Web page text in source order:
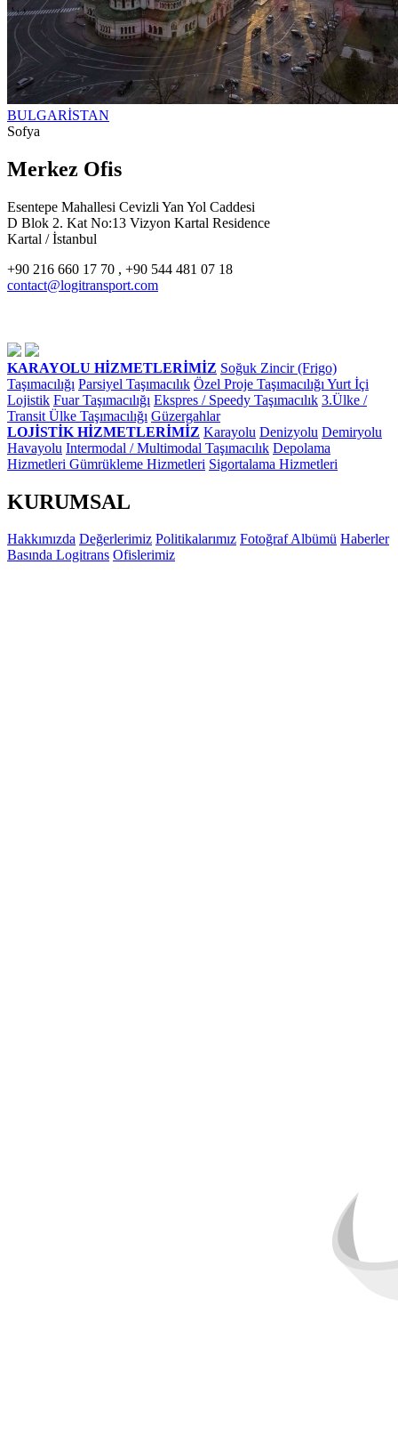
BULGARİSTAN
Sofya
Merkez Ofis
Esentepe Mahallesi Cevizli Yan Yol Caddesi
D Blok 2. Kat No:13 Vizyon Kartal Residence
Kartal / İstanbul
+90 216 660 17 70 , +90 544 481 07 18
contact@logitransport.com
KARAYOLU HİZMETLERİMİZ Soğuk Zincir (Frigo)
Taşımacılığı Parsiyel Taşımacılık Özel Proje Taşımacılığı Yurt İçi
Lojistik Fuar Taşımacılığı Ekspres / Speedy Taşımacılık 3.Ülke /
Transit Ülke Taşımacılığı Güzergahlar
LOJİSTİK HİZMETLERİMİZ Karayolu Denizyolu Demiryolu
Havayolu Intermodal / Multimodal Taşımacılık Depolama
Hizmetleri Gümrükleme Hizmetleri Sigortalama Hizmetleri
KURUMSAL
Hakkımızda Değerlerimiz Politikalarımız Fotoğraf Albümü Haberler
Basında Logitrans Ofislerimiz